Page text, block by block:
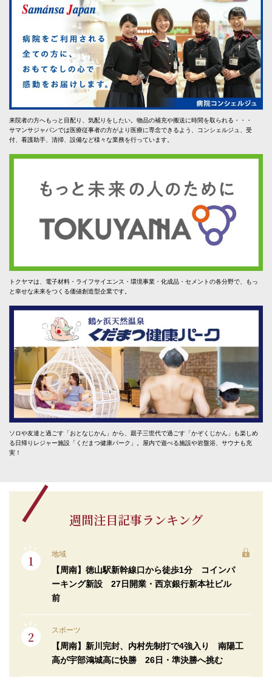
来院者の方へもっと目配り、気配りをしたい。物品の補充や搬送に時間を取られる・・・
サマンサジャパンでは医療従事者の方がより医療に専念できるよう、コンシェルジュ、受
付、看護助手、清掃、設備など様々な業務を行っています。
トクヤマは、電子材料・ライフサイエンス・環境事業・化成品・セメントの各分野で、もっ
と幸せな未来をつくる価値創造型企業です。
ソロや友達と過ごす「おとなじかん」から、親子三世代で過ごす「かぞくじかん」も楽しめ
る日帰りレジャー施設「くだまつ健康パーク」。屋内で遊べる施設や岩盤浴、サウナも充
実！
週間注目記事ランキング
地域
【周南】徳山駅新幹線口から徒歩1分 コインパ
ーキング新設 27日開業・西京銀行新本社ビル
前
スポーツ
【周南】新川完封、内村先制打で4強入り 南陽工
高が宇部鴻城高に快勝 26日・準決勝へ挑む